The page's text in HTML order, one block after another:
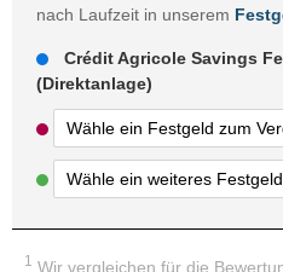
nach Laufzeit in unserem
Crédit Agricole Savings
(Direktanlage)
1 Wir vergleichen für die